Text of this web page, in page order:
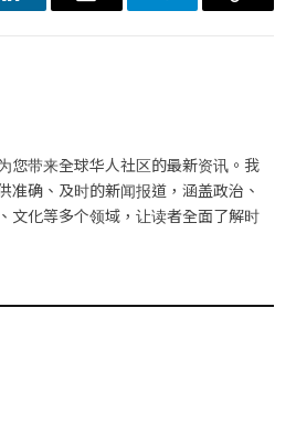
LinkedIn电
Telegram复
您带来全球华人社区的最新资讯。我
准确、及时的新闻报道，涵盖政治、
文化等多个领域，让读者全面了解时